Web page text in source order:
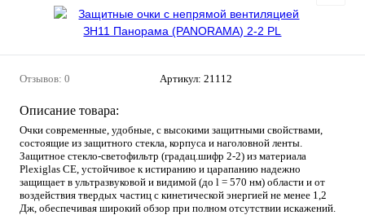
Отзывов: 0 Артикул: 21112
Описание товара:
Очки современные, удобные, с высокими защитными свойствами,
состоящие из защитного стекла, корпуса и наголовной ленты.
Защитное стекло-светофильтр (градац.шифр 2-2) из материала
Plexiglas СЕ, устойчивое к истиранию и царапанию надежно
защищает в ультразвуковой и видимой (до l = 570 нм) области и от
воздействия твердых частиц с кинетической энергией не менее 1,2
Дж, обеспечивая широкий обзор при полном отсутствии искажений.